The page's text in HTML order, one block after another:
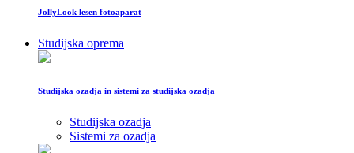
JollyLook lesen fotoaparat
Studijska oprema
Studijska ozadja in sistemi za studijska ozadja
Studijska ozadja
Sistemi za ozadja